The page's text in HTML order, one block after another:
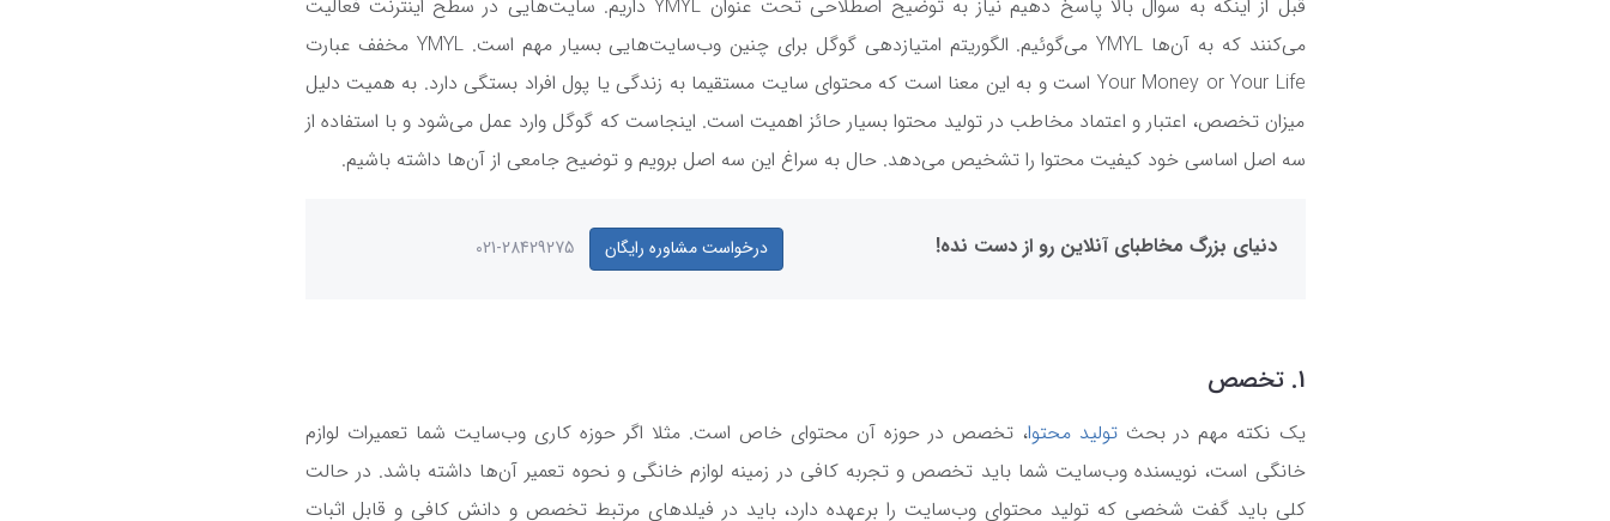
قبل از اینکه به سوال بالا پاسخ دهیم نیاز به توضیح اصطلاحی تحت عنوان YMYLداریم. سایت‌هایی در سطح اینترنت فعالیت
می‌کنند که به آن‌ها YMYLمی‌گوئیم. الگوریتم امتیازدهی گوگل برای چنین وب‌سایت‌هایی بسیار مهم است. YMYLمخفف عبارت
Your Money or Your Life است و به این معنا است که محتوای سایت مستقیما به زندگی یا پول افراد بستگی دارد. به همیت دلیل
میزان تخصص، اعتبار و اعتماد مخاطب در تولید محتوا بسیار حائز اهمیت است. اینجاست که گوگل وارد عمل می‌شود و با استفاده از
سه اصل اساسی خود کیفیت محتوا را تشخیص می‌دهد. حال به سراغ این سه اصل برویم و توضیح جامعی از آن‌ها داشته باشیم.
دنیای بزرگ مخاطبای آنلاین رو از دست نده! درخواست مشاوره رایگان 021-28429275
1. تخصص
یک نکته مهم در بحث تولید محتوا، تخصص در حوزه آن محتوای خاص است. مثلا اگر حوزه کاری وب‌سایت شما تعمیرات لوازم
خانگی است، نویسنده‌ وب‌سایت شما باید تخصص و تجربه کافی در زمینه لوازم خانگی و نحوه تعمیر آن‌ها داشته باشد. در حالت
کلی باید گفت شخصی که تولید محتوای وب‌سایت را برعهده دارد، باید در فیلدهای مرتبط تخصص و دانش کافی و قابل اثبات